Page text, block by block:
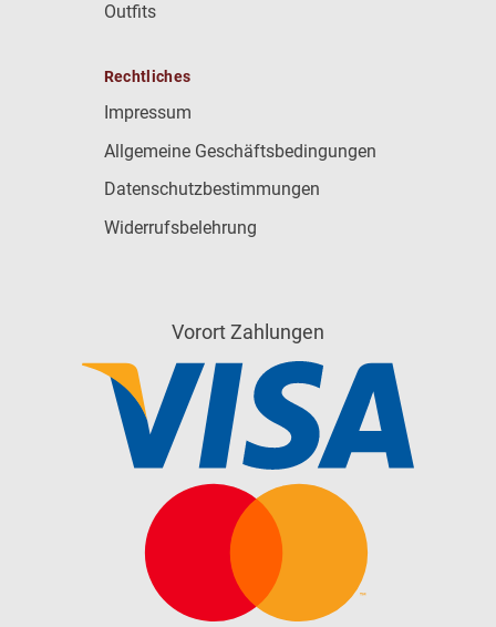
Outfits
Rechtliches
Impressum
Allgemeine Geschäftsbedingungen
Datenschutzbestimmungen
Widerrufsbelehrung
Vorort Zahlungen